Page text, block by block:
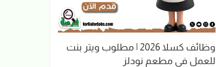
وظائف كسلا 2026 | مطلوب ويتر بنت
للعمل في مطعم نودلز